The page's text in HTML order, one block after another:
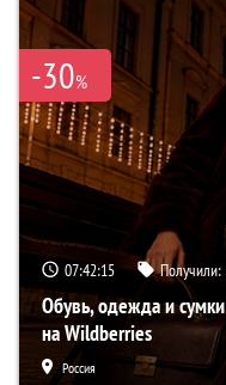
-30%
07:42:14 Получили:
Обувь, одежда и
на Wildberries
Россия